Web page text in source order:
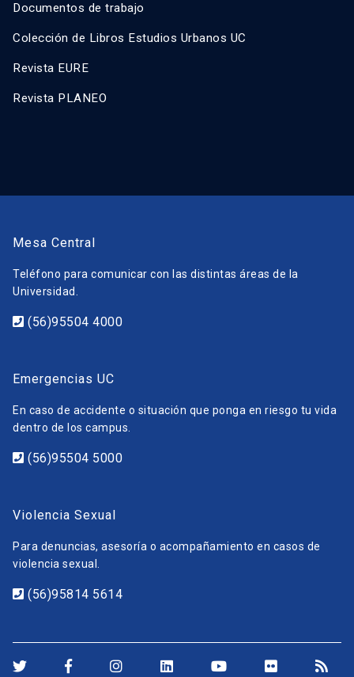
Documentos de trabajo
Colección de Libros Estudios Urbanos UC
Revista EURE
Revista PLANEO
Mesa Central
Teléfono para comunicar con las distintas áreas de la
Universidad.
(56)95504 4000
Emergencias UC
En caso de accidente o situación que ponga en riesgo tu vida
dentro de los campus.
(56)95504 5000
Violencia Sexual
Para denuncias, asesoría o acompañamiento en casos de
violencia sexual.
(56)95814 5614